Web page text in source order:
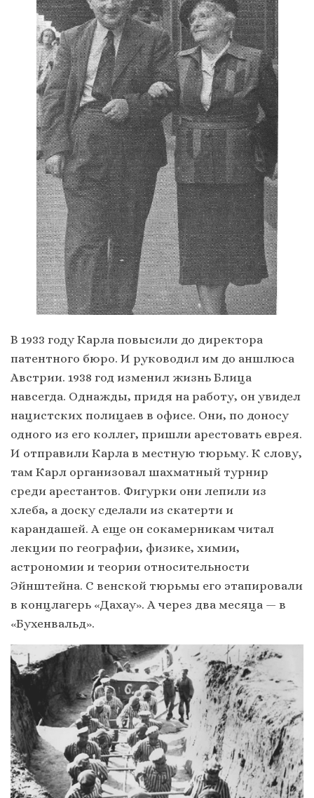
В 1933 году Карла повысили до директора
патентного бюро. И руководил им до аншлюса
Австрии. 1938 год изменил жизнь Блица
навсегда. Однажды, придя на работу, он увидел
нацистских полицаев в офисе. Они, по доносу
одного из его коллег, пришли арестовать еврея.
И отправили Карла в местную тюрьму. К слову,
там Карл организовал шахматный турнир
среди арестантов. Фигурки они лепили из
хлеба, а доску сделали из скатерти и
карандашей. А еще он сокамерникам читал
лекции по географии, физике, химии,
астрономии и теории относительности
Эйнштейна. С венской тюрьмы его этапировали
в концлагерь «Дахау». А через два месяца — в
«Бухенвальд».